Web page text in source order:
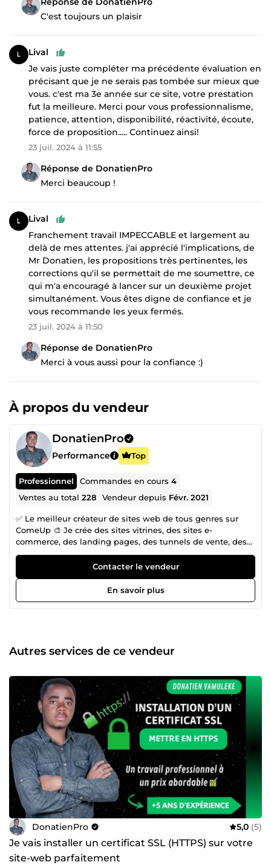
C'est toujours un plaisir
Lival
Je vais juste compléter ma précédente évaluation en
précisant que je ne serais pas tombée sur mieux que
vous. c'est ma 3e année sur ce site, votre prestation
fut la meilleure. Merci pour vous professionnalisme,
patience, attention, disponibilité, réactivité, écoute,
force de proposition..... Continuez ainsi!
23 juil. 2024 à 11:55
Réponse de DonatienPro
Merci beaucoup !
Lival
Franchement travail IMPECCABLE et largement au
delà de mes attentes. j'ai apprécié l'implications, de
Mr Donatien, les propositions très pertinentes, les
corrections qu'il se permettait de me soumettre, ce
qui m'a encouragé à lancer sur un deuxième projet
simultanément. Vous êtes digne de confiance et je
vous recommande les yeux fermés.
23 juil. 2024 à 11:50
Réponse de DonatienPro
Merci à vous aussi pour la confiance :)
À propos du vendeur
DonatienPro
Performance Top
Professionnel Commandes en cours4
Ventes au total228 Vendeur depuis Févr. 2021
✅ Le meilleur créateur de sites web de tous genres sur
ComeUp 🎨 Je crée des sites vitrines, des sites e-
commerce, des landing pages, des tunnels de vente, des
boutiques Shopify, et bien plus encore. ⭐ Plus de 200 avis
positifs ❌ AUCUN avis négatif Je m'appelle Donatien,
expert depuis plus de 5 ans dans la création de sites web
et l’optimisation SEO. Je propose mes services sur
ComeUp. Confiez-moi vos projets et je vous garantirai un
Contacter le vendeur
En savoir plus
Autres services de ce vendeur
DonatienPro 5,0 (5)
Je vais installer un certificat SSL (HTTPS) sur votre
site-web parfaitement